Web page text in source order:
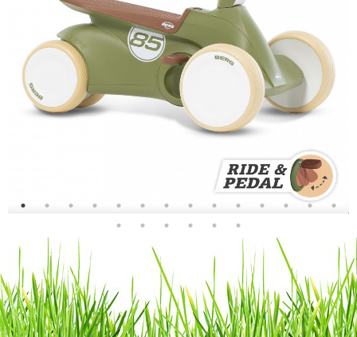
ergonomisches Design und ein Sattel, von dem das Kind
nicht
herunterrutschen kann. Mit dem BERG GO² kannst du dein
unbesorgt im und um das Haus herum fahren lassen!